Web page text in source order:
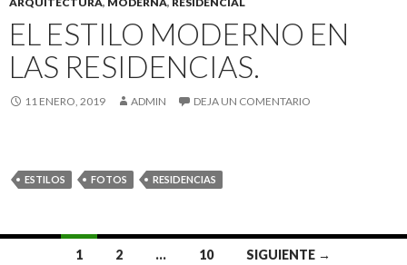
EL ESTILO MODERNO EN
LAS RESIDENCIAS.
11 ENERO, 2019 ADMIN DEJA UN COMENTARIO
ESTILOS FOTOS RESIDENCIAS
1 2 … 10 SIGUIENTE →